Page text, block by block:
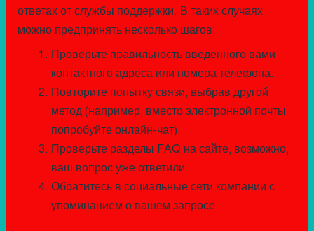
ответах от службы поддержки. В таких случаях
можно предпринять несколько шагов:
Проверьте правильность введенного вами
контактного адреса или номера телефона.
Повторите попытку связи, выбрав другой
метод (например, вместо электронной почты
попробуйте онлайн-чат).
Проверьте разделы FAQ на сайте, возможно,
ваш вопрос уже ответили.
Обратитесь в социальные сети компании с
упоминанием о вашем запросе.